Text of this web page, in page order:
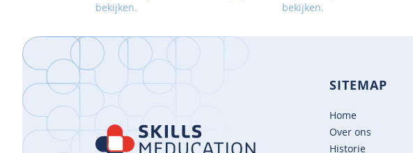
bekijken.
bekijken.
SITEMAP
Home
Over ons
Historie